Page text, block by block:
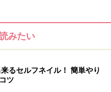
みたい
るセルフネイル！ 簡単やり
ツ